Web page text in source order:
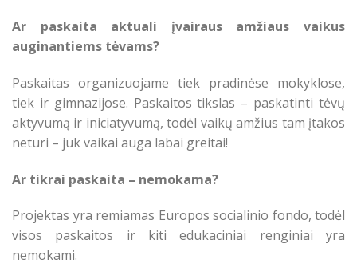
Ar paskaita aktuali įvairaus amžiaus vaikus
auginantiems tėvams?
Paskaitas organizuojame tiek pradinėse mokyklose,
tiek ir gimnazijose. Paskaitos tikslas – paskatinti tėvų
aktyvumą ir iniciatyvumą, todėl vaikų amžius tam įtakos
neturi – juk vaikai auga labai greitai!
Ar tikrai paskaita – nemokama?
Projektas yra remiamas Europos socialinio fondo, todėl
visos paskaitos ir kiti edukaciniai renginiai yra
nemokami.